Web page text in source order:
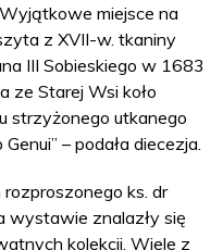
miejsce na
z XVII-w. tkaniny
III Sobieskiego w 1683
ze Starej Wsi koło
strzyżonego utkanego
– podała diecezja.
ks. dr
wystawie znalazły się
kolekcji. Wiele z